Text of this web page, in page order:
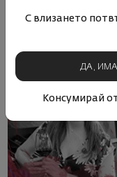
С влизането
ДА,
Консумирай